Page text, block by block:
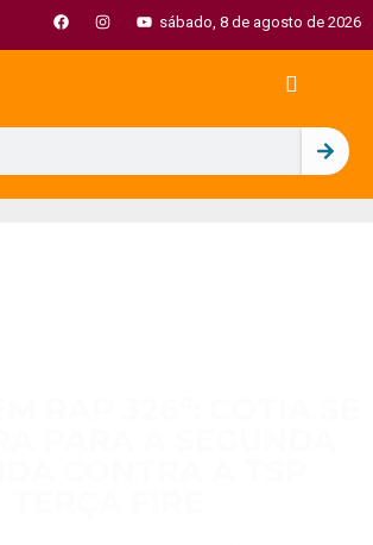
sábado, 8 de agosto de 2026